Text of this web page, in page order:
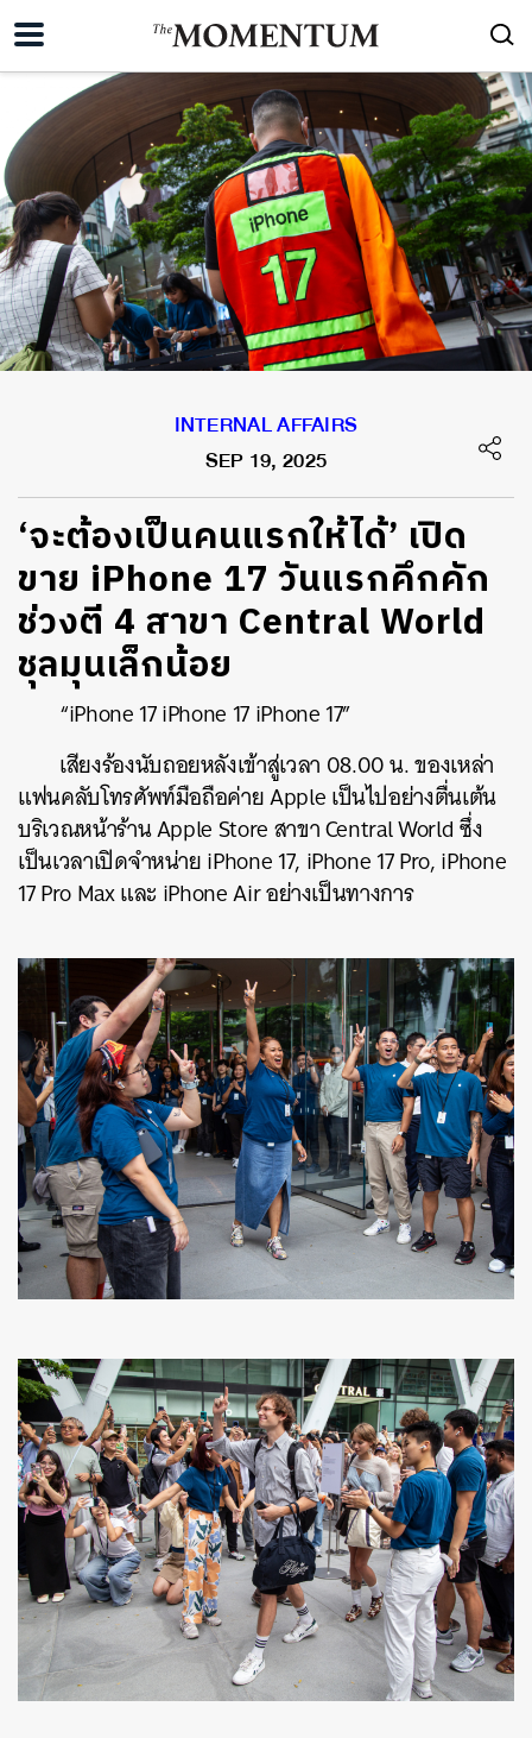
INTERNAL AFFAIRS
SEP 19, 2025
‘จะต้องเป็นคนแรกให้ได้’ เปิด
ขาย iPhone 17 วันแรกคึกคัก
ช่วงตี 4 สาขา Central World
ชุลมุนเล็กน้อย
“iPhone 17 iPhone 17 iPhone 17”
เสียงร้องนับถอยหลังเข้าสู่เวลา 08.00 น. ของเหล่า
แฟนคลับโทรศัพท์มือถือค่าย Apple เป็นไปอย่างตื่นเต้น
บริเวณหน้าร้าน Apple Store สาขา Central World ซึ่ง
เป็นเวลาเปิดจำหน่าย iPhone 17, iPhone 17 Pro, iPhone
17 Pro Max และ iPhone Air อย่างเป็นทางการ